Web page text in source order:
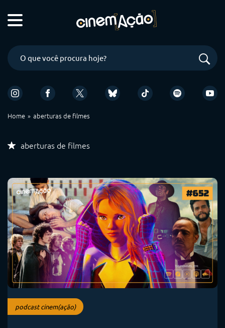
Home aberturas de filmes
aberturas de filmes
podcast cinem(ação)